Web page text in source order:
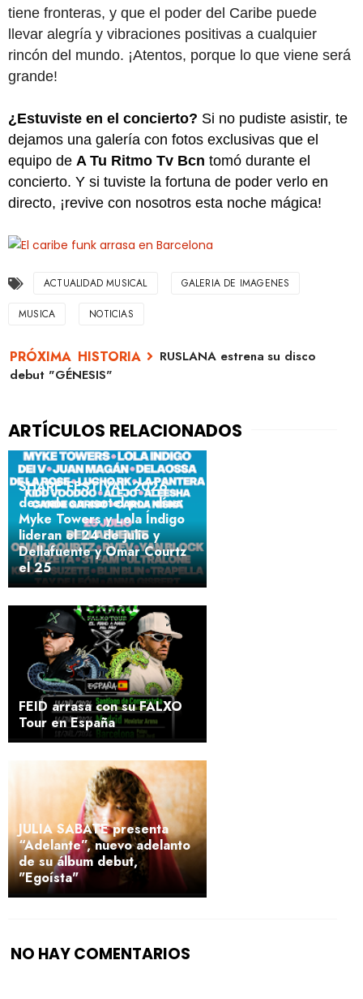
tiene fronteras, y que el poder del Caribe puede
llevar alegría y vibraciones positivas a cualquier
rincón del mundo. ¡Atentos, porque lo que viene será
grande!
¿Estuviste en el concierto? Si no pudiste asistir, te
dejamos una galería con fotos exclusivas que el
equipo de A Tu Ritmo Tv Bcn tomó durante el
concierto. Y si tuviste la fortuna de poder verlo en
directo, ¡revive con nosotros esta noche mágica!
ACTUALIDAD MUSICAL GALERIA DE IMAGENES
MUSICA NOTICIAS
RUSLANA estrena su disco
debut "GÉNESIS"
SHARE FESTIVAL 2026
desvela su cartel por días:
Myke Towers y Lola Índigo
lideran el 24 de julio y
Dellafuente y Omar Courtz
el 25
FEID arrasa con su FALXO
Tour en España
JULIA SABATÉ presenta
“Adelante”, nuevo adelanto
de su álbum debut,
"Egoísta"
NO HAY COMENTARIOS